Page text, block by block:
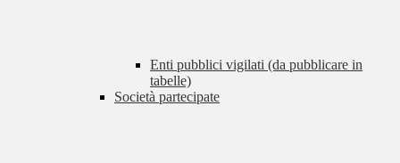
Enti pubblici vigilati (da pubblicare in
tabelle)
Società partecipate